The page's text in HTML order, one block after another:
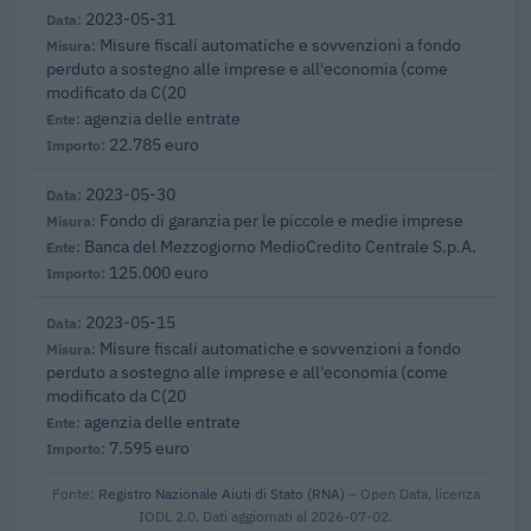
2023-05-31
Misure fiscali automatiche e sovvenzioni a fondo
perduto a sostegno alle imprese e all'economia (come
modificato da C(20
agenzia delle entrate
22.785 euro
2023-05-30
Fondo di garanzia per le piccole e medie imprese
Banca del Mezzogiorno MedioCredito Centrale S.p.A.
125.000 euro
2023-05-15
Misure fiscali automatiche e sovvenzioni a fondo
perduto a sostegno alle imprese e all'economia (come
modificato da C(20
agenzia delle entrate
7.595 euro
Fonte: Registro Nazionale Aiuti di Stato (RNA) – Open Data, licenza
IODL 2.0. Dati aggiornati al 2026-07-02.